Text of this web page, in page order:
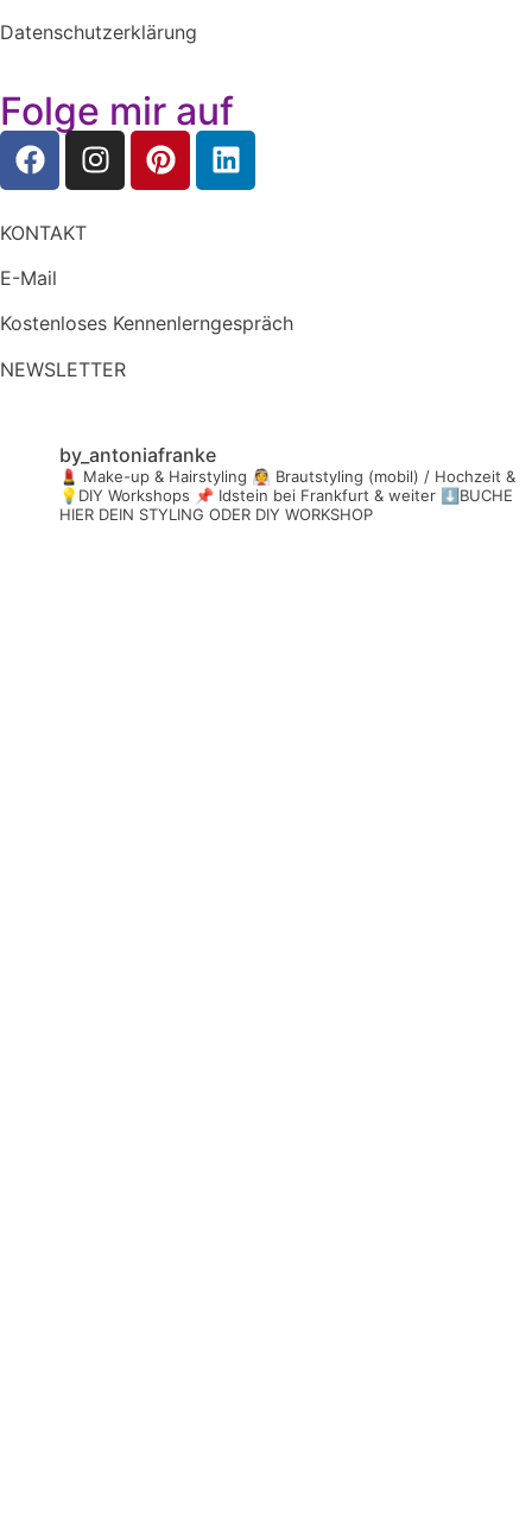
Datenschutzerklärung
Folge mir auf
KONTAKT
E-Mail
Kostenloses Kennenlerngespräch
NEWSLETTER
by_antoniafranke
💄 Make-up & Hairstyling 👰 Brautstyling (mobil) / Hochzeit &
💡DIY Workshops 📌 Idstein bei Frankfurt & weiter ⬇️BUCHE
HIER DEIN STYLING ODER DIY WORKSHOP